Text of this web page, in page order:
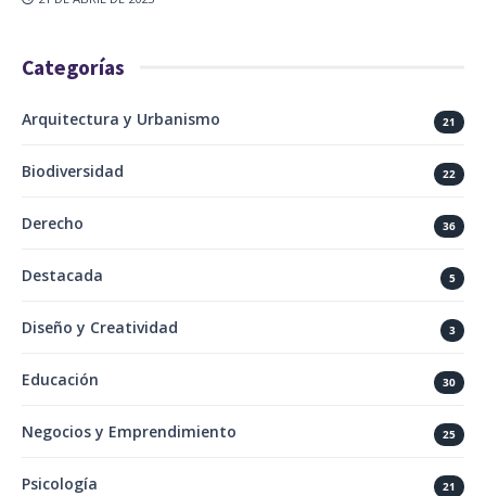
Categorías
Arquitectura y Urbanismo 21
Biodiversidad 22
Derecho 36
Destacada 5
Diseño y Creatividad 3
Educación 30
Negocios y Emprendimiento 25
Psicología 21